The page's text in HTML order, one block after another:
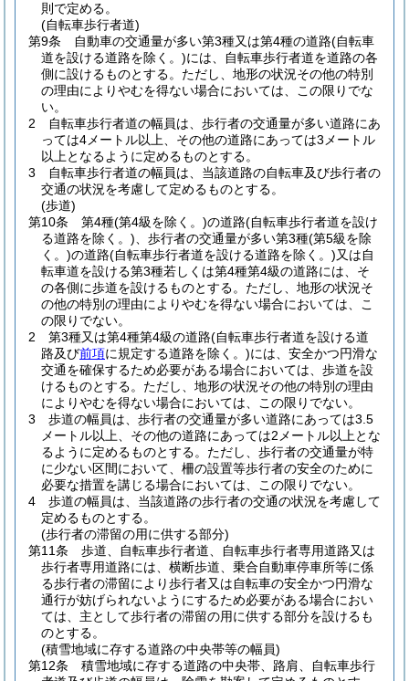
則で定める。
(自転車歩行者道)
第9条
自動車の交通量が多い第3種又は第4種の道路(自転車
道を設ける道路を除く。)には、自転車歩行者道を道路の各
側に設けるものとする。 ただし、地形の状況その他の特別
の理由によりやむを得ない場合においては、この限りでな
い。
2
自転車歩行者道の幅員は、歩行者の交通量が多い道路にあ
っては4メートル以上、その他の道路にあっては3メートル
以上となるように定めるものとする。
3
自転車歩行者道の幅員は、当該道路の自転車及び歩行者の
交通の状況を考慮して定めるものとする。
(歩道)
第10条
第4種(第4級を除く。)の道路(自転車歩行者道を設け
る道路を除く。) 、歩行者の交通量が多い第3種(第5級を除
く。)の道路(自転車歩行者道を設ける道路を除く。)又は自
転車道を設ける第3種若しくは第4種第4級の道路には、そ
の各側に歩道を設けるものとする。 ただし、地形の状況そ
の他の特別の理由によりやむを得ない場合においては、こ
の限りでない。
2
第3種又は第4種第4級の道路(自転車歩行者道を設ける道
路及び前項に規定する道路を除く。)には、安全かつ円滑な
交通を確保するため必要がある場合においては、歩道を設
けるものとする。 ただし、地形の状況その他の特別の理由
によりやむを得ない場合においては、この限りでない。
3
歩道の幅員は、歩行者の交通量が多い道路にあっては3.5
メートル以上、その他の道路にあっては2メートル以上とな
るように定めるものとする。 ただし、歩行者の交通量が特
に少ない区間において、柵の設置等歩行者の安全のために
必要な措置を講じる場合においては、この限りでない。
4
歩道の幅員は、当該道路の歩行者の交通の状況を考慮して
定めるものとする。
(歩行者の滞留の用に供する部分)
第11条
歩道、自転車歩行者道、自転車歩行者専用道路又は
歩行者専用道路には、横断歩道、乗合自動車停車所等に係
る歩行者の滞留により歩行者又は自転車の安全かつ円滑な
通行が妨げられないようにするため必要がある場合におい
ては、主として歩行者の滞留の用に供する部分を設けるも
のとする。
(積雪地域に存する道路の中央帯等の幅員)
第12条
積雪地域に存する道路の中央帯、路肩、自転車歩行